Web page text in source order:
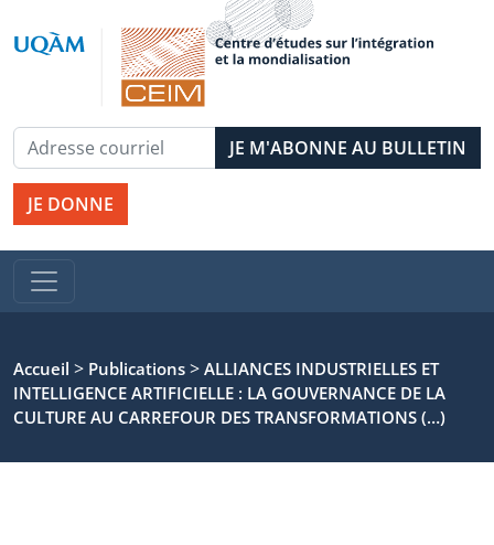
JE DONNE
Accueil > Publications > ALLIANCES INDUSTRIELLES ET
INTELLIGENCE ARTIFICIELLE : LA GOUVERNANCE DE LA
CULTURE AU CARREFOUR DES TRANSFORMATIONS (…)